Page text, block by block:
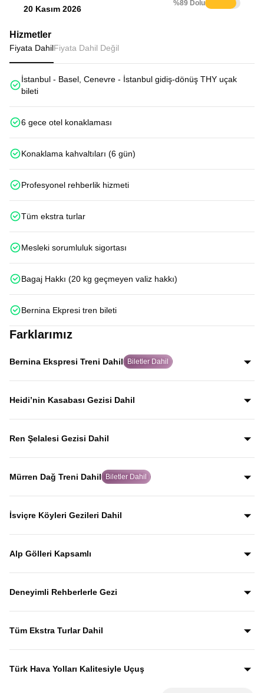
20 Kasım 2026
%89 Dolu
Hizmetler
Fiyata DahilFiyata Dahil Değil
İstanbul - Basel, Cenevre - İstanbul gidiş-dönüş THY uçak
bileti
6 gece otel konaklaması
Konaklama kahvaltıları (6 gün)
Profesyonel rehberlik hizmeti
Tüm ekstra turlar
Mesleki sorumluluk sigortası
Bagaj Hakkı (20 kg geçmeyen valiz hakkı)
Bernina Ekpresi tren bileti
Farklarımız
Bernina Ekspresi Treni Dahil Biletler Dahil
Dünyanın en ünlü tren rotalarından Bernina Ekspresi için
biletleri misafirlerimiz adına alıyor, Alp manzaraları
Heidi’nin Kasabası Gezisi Dahil
Dünyaca ünlü Heidi hikâyesine ilham veren Heididorf
kasabasını gezerek, Alp manzaraları eşliğinde masalsı
Ren Şelalesi Gezisi Dahil
Avrupa’nın en büyük şelalesi olan Ren Şelalesi, coşkulu
suları ve etkileyici manzarasıyla rehberli gezi programında
Mürren Dağ Treni Dahil Biletler Dahil
İsviçre Alpleri’nin en etkileyici dağ rotalarından biri olan
Mürren Dağ Treni ile; vadi ve Alp köyleri manzaraları
İsviçre Köyleri Gezileri Dahil
İsviçre Alpleri’nin en kartpostallık kasabaları olan Mürren,
Grindelwald ve Lauterbrunnen, Alp manzaraları eşliğinde
Alp Gölleri Kapsamlı
Gezi boyunca Luzern, Leman, Zürih, Brienz ve Thun
göllerini görerek İsviçre’nin en etkileyici Alp manzaralarına
Deneyimli Rehberlerle Gezi
Yıllardır bu tur rotasını birebir uygulayan ve deneyimleyen
rehberler eşliğinde gezerek; şehirleri sadece görmekle
Tüm Ekstra Turlar Dahil
Yola çıktığınızda sürpriz ödemelerle karşılaşmazsınız.
Ekstra tur ücreti alınmaz; programda yer alan tüm geziler
Türk Hava Yolları Kalitesiyle Uçuş